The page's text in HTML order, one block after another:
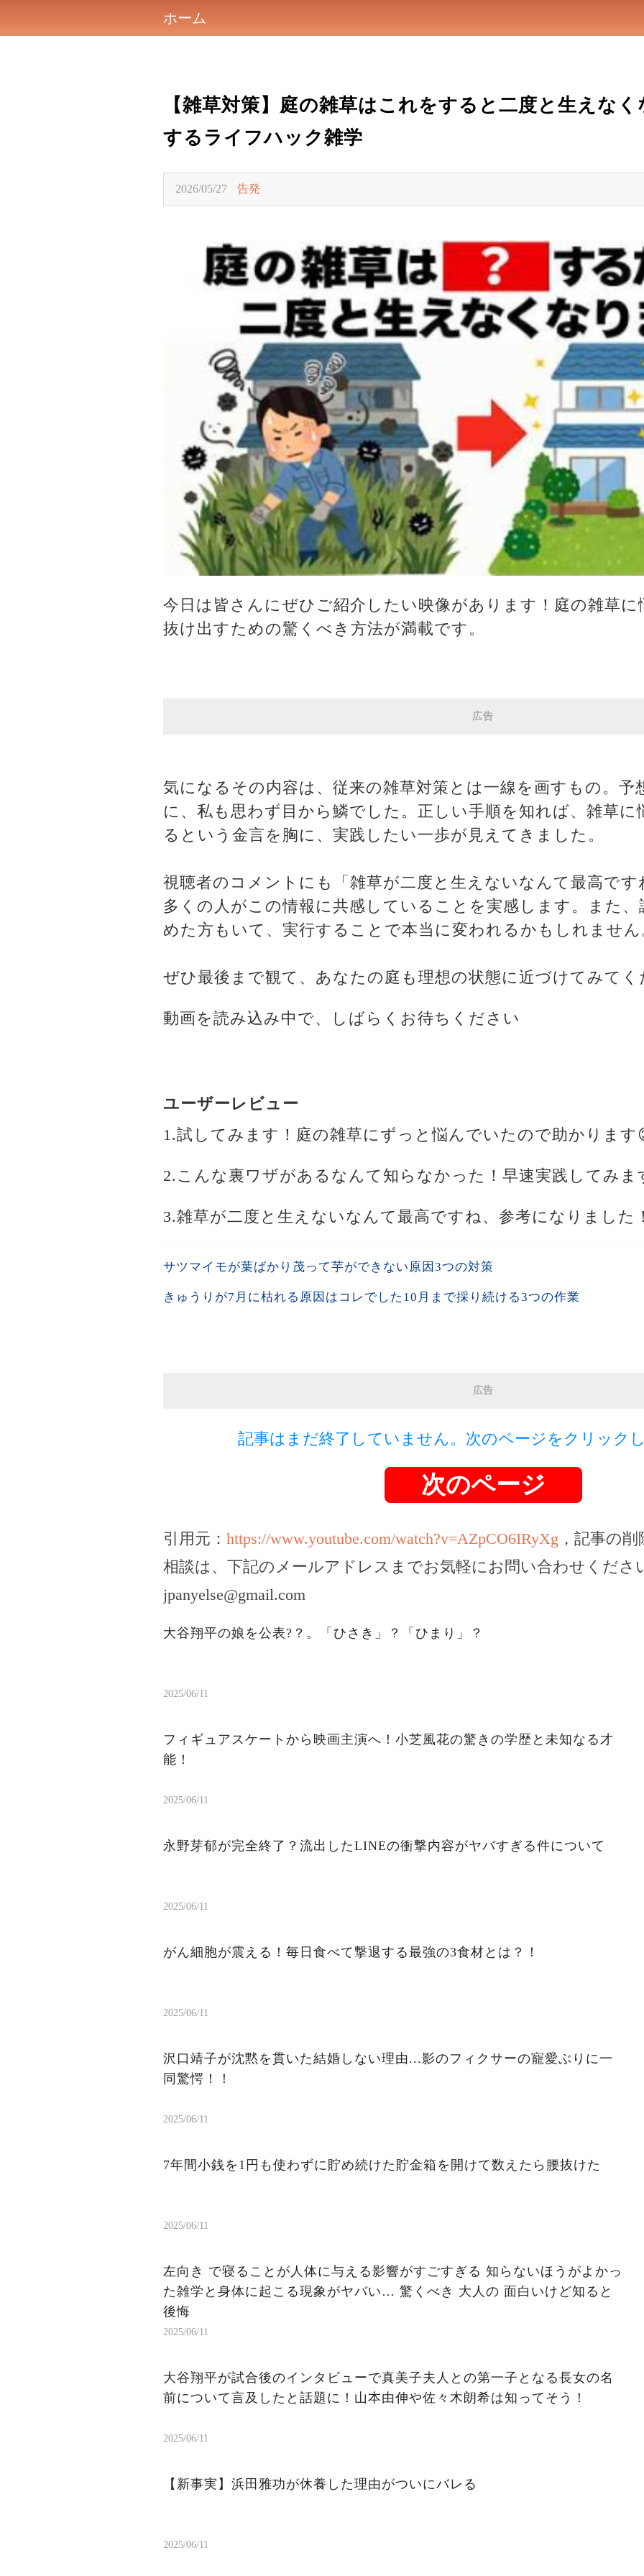
ホーム
【雑草対策】庭の雑草はこれをすると二度と生えな
するライフハック雑学
2026/05/27 告発
今日は皆さんにぜひご紹介したい映像があります！庭の雑草に
抜け出すための驚くべき方法が満載です。
広告
気になるその内容は、従来の雑草対策とは一線を画すもの。予
に、私も思わず目から鱗でした。正しい手順を知れば、雑草に
るという金言を胸に、実践したい一歩が見えてきました。
視聴者のコメントにも「雑草が二度と生えないなんて最高です
多くの人がこの情報に共感していることを実感します。また、
めた方もいて、実行することで本当に変われるかもしれません
ぜひ最後まで観て、あなたの庭も理想の状態に近づけてみてく
動画を読み込み中で、しばらくお待ちください
ユーザーレビュー
1.試してみます！庭の雑草にずっと悩んでいたので助かります
2.こんな裏ワザがあるなんて知らなかった！早速実践してみま
3.雑草が二度と生えないなんて最高ですね、参考になりました！
サツマイモが葉ばかり茂って芋ができない原因3つの対策
きゅうりが7月に枯れる原因はコレでした10月まで採り続ける3つの作業
広告
記事はまだ終了していません。次のページをクリック
次のページ
引用元： https://www.youtube.com/watch?v=AZpCO6IRyXg ，記事の
相談は、下記のメールアドレスまでお気軽にお問い合わせくださ
jpanyelse@gmail.com
大谷翔平の娘を公表?？。「ひさき」？「ひまり」？
2025/06/11
フィギュアスケートから映画主演へ！小芝風花の驚きの学歴と未知なる才
能！
2025/06/11
永野芽郁が完全終了？流出したLINEの衝撃内容がヤバすぎる件について
2025/06/11
がん細胞が震える！毎日食べて撃退する最強の3食材とは？！
2025/06/11
沢口靖子が沈黙を貫いた結婚しない理由...影のフィクサーの寵愛ぶりに一
同驚愕！！
2025/06/11
7年間小銭を1円も使わずに貯め続けた貯金箱を開けて数えたら腰抜けた
2025/06/11
左向き で寝ることが人体に与える影響がすごすぎる 知らないほうがよかっ
た雑学と身体に起こる現象がヤバい… 驚くべき 大人の 面白いけど知ると
後悔
2025/06/11
大谷翔平が試合後のインタビューで真美子夫人との第一子となる長女の名
前について言及したと話題に！山本由伸や佐々木朗希は知ってそう！
2025/06/11
【新事実】浜田雅功が休養した理由がついにバレる
2025/06/11